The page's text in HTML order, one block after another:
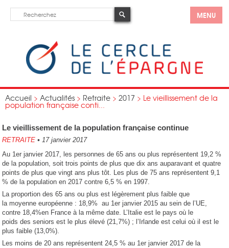
MENU
Accueil > Actualités > Retraite > 2017 > Le vieillissement de la
population française conti...
Le vieillissement de la population française continue
RETRAITE • 17 janvier 2017
Au 1er janvier 2017, les personnes de 65 ans ou plus représentent 19,2 %
de la population, soit trois points de plus que dix ans auparavant et quatre
points de plus que vingt ans plus tôt. Les plus de 75 ans représentent 9,1
% de la population en 2017 contre 6,5 % en 1997.
La proportion des 65 ans ou plus est légèrement plus faible que
la moyenne européenne : 18,9% au 1er janvier 2015 au sein de l’UE,
contre 18,4%en France à la même date. L’Italie est le pays où le
poids des seniors est le plus élevé (21,7%) ; l’Irlande est celui où il est le
plus faible (13,0%).
Les moins de 20 ans représentent 24,5 % au 1er janvier 2017 de la